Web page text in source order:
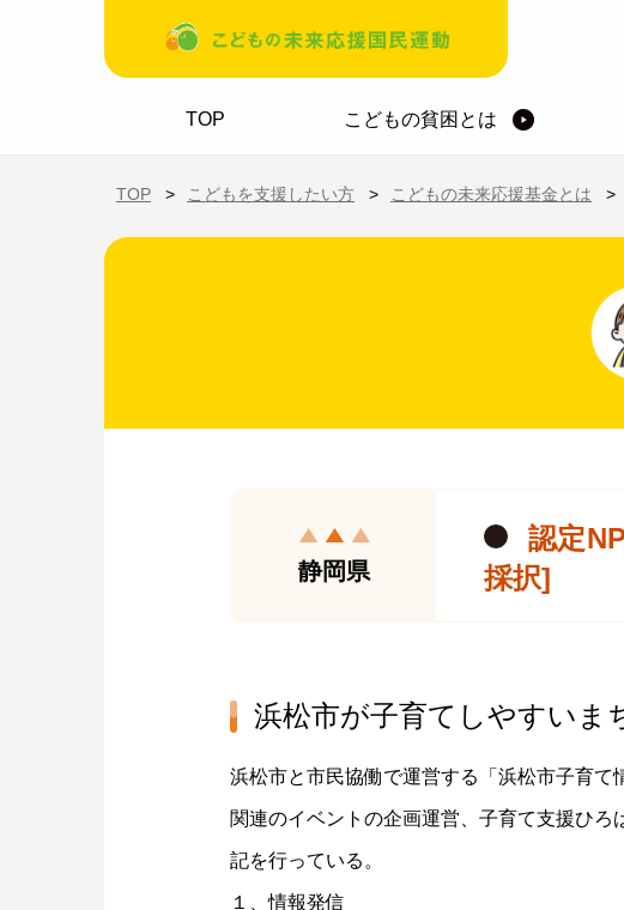
ホーム
TOP
こどもの貧困とは
TOP こどもを支援したい方 こどもの未来応援基金とは
静岡県
認定
採択]
浜松市が子育てしやすいま
浜松市と市民協働で運営する「浜松市子育
関連のイベントの企画運営、子育て支援ひ
記を行っている。
１、情報発信